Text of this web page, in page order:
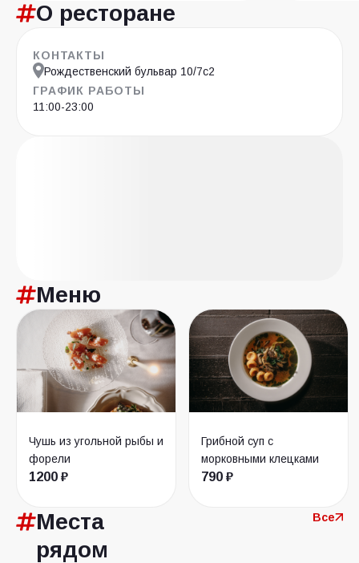
О ресторане
КОНТАКТЫ
Рождественский бульвар 10/7с2
ГРАФИК РАБОТЫ
11:00-23:00
Меню
Чушь из угольной рыбы и
форели
1200 ₽
Грибной суп с
морковными клецками
790 ₽
Места
рядом
Все